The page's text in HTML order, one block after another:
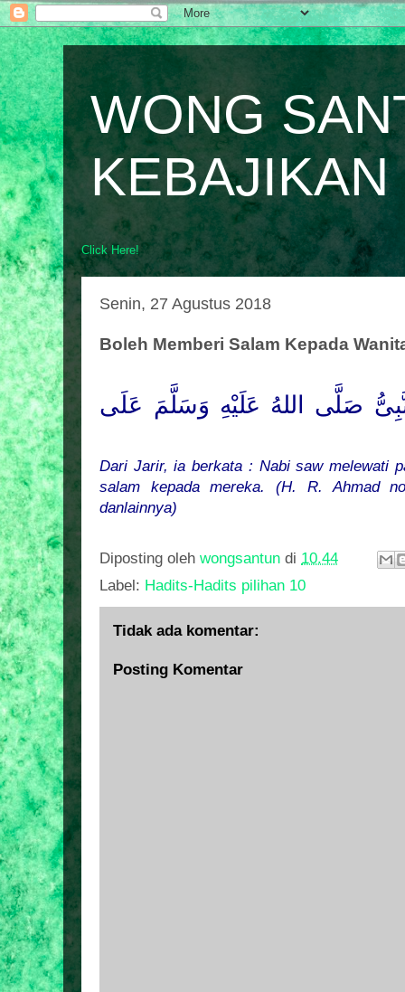
WONG
KEBAJIKAN
Click Here!
Senin, 27 Agustus 2018
Boleh Memberi Salam Kepada
صَلَّى اللهُ عَلَيْهِ وَسَلَّمَ عَلَى
Dari Jarir,ia berkata : Nabi saw melewati
salam kepada mereka. (H. R. Ahmad
danlainnya)
Diposting oleh wongsantun di 10.44
Label: Hadits-Hadits pilihan 10
Tidak ada komentar:
Posting Komentar